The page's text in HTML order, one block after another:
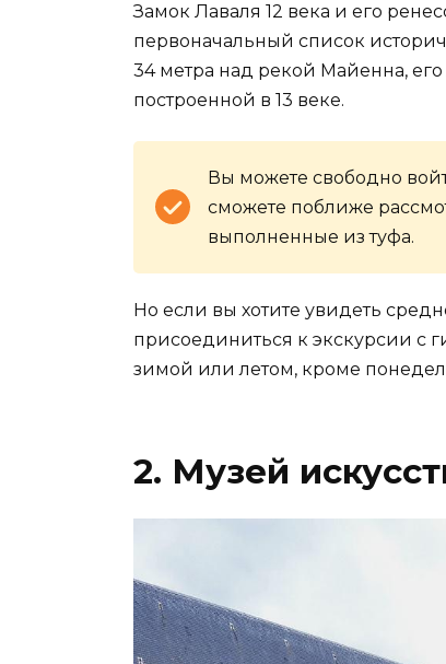
Замок Лаваля 12 века и его
первоначальный список
34 метра над рекой Майенна,
построенной в 13 веке.
Вы можете свободно
сможете поближе
выполненные из туфа.
Но если вы хотите увидеть
присоединиться к экскурсии с
зимой или летом, кроме
2. Музей